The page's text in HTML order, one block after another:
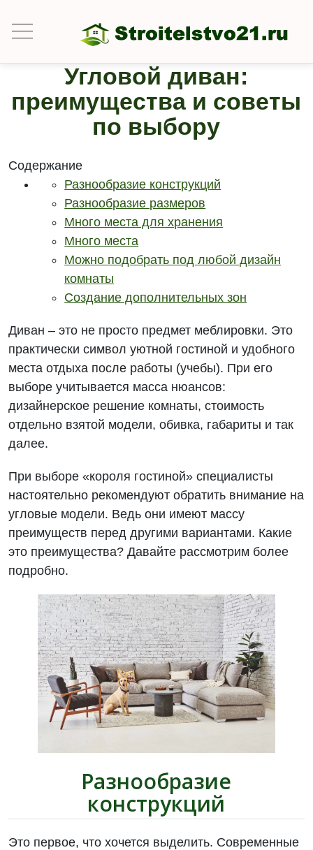
Угловой диван:
преимущества и советы
по выбору
Содержание
Разнообразие конструкций
Разнообразие размеров
Много места для хранения
Много места
Можно подобрать под любой дизайн
комнаты
Создание дополнительных зон
Диван – это не просто предмет меблировки. Это
практически символ уютной гостиной и удобного
места отдыха после работы (учебы). При его
выборе учитывается масса нюансов:
дизайнерское решение комнаты, стоимость
отдельно взятой модели, обивка, габариты и так
далее.
При выборе «короля гостиной» специалисты
настоятельно рекомендуют обратить внимание на
угловые модели. Ведь они имеют массу
преимуществ перед другими вариантами. Какие
это преимущества? Давайте рассмотрим более
подробно.
Разнообразие
конструкций
Это первое, что хочется выделить. Современные